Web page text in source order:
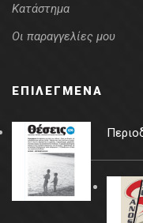
Κατάστημα
Οι παραγγελίες μου
ΕΠΙΛΕΓΜΈΝΑ